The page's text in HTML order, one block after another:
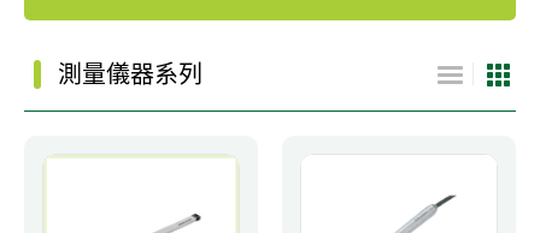
代理品牌
FAQ
測量儀器系列